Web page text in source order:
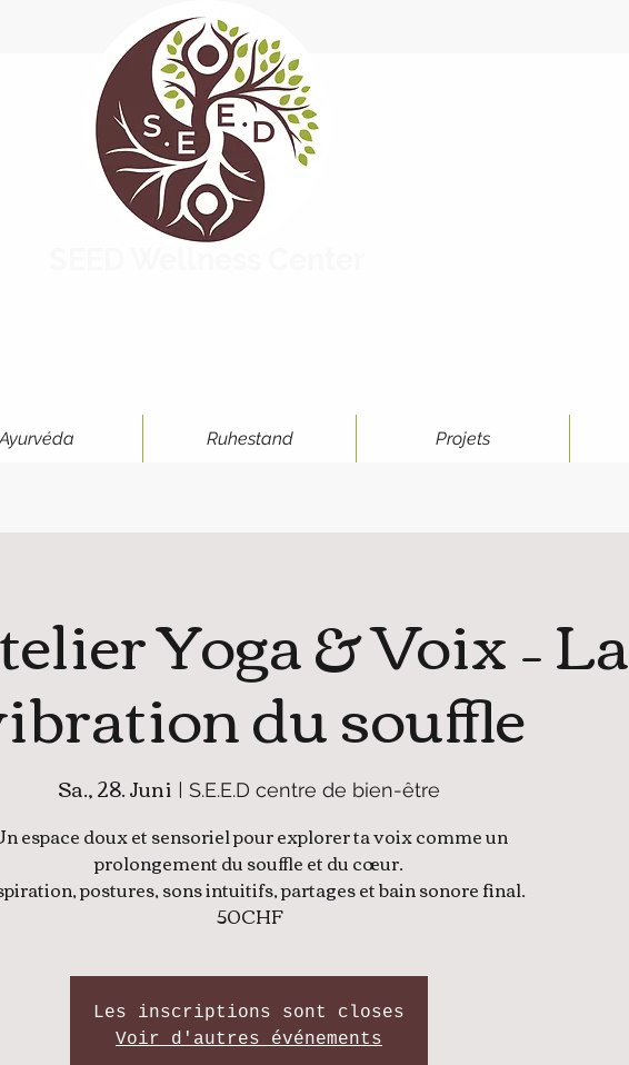
Ruhestand Projets
Yoga & Voix – La
du souffle
Sa., 28. Juni
  |
S.E.E.D centre de bien-être
espace doux et sensoriel pour explorer ta voix comme un
prolongement du souffle et du cœur.
postures, sons intuitifs, partages et bain sonore final.
50CHF
Les inscriptions sont closes
Voir d'autres événements